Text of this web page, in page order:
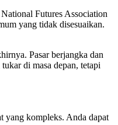
Futures Association
yang tidak disesuaikan.
Pasar berjangka dan
di masa depan, tetapi
yang kompleks. Anda dapat